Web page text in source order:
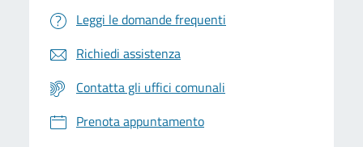
Leggi le domande frequenti
Richiedi assistenza
Contatta gli uffici comunali
Prenota appuntamento